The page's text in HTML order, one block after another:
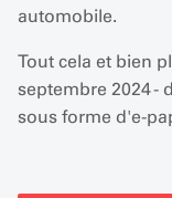
automobile.
Tout cela et bien
septembre 2024 -
sous forme d'e-